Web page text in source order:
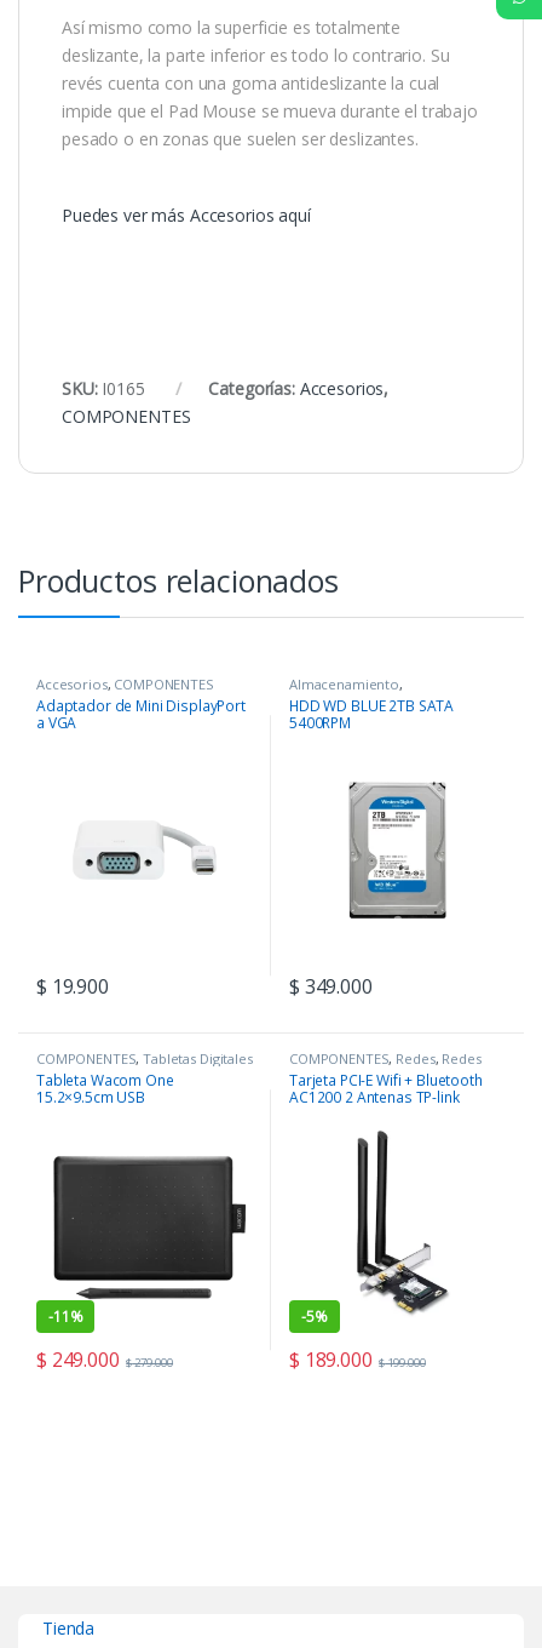
Así mismo como la superficie es totalmente
deslizante, la parte inferior es todo lo contrario. Su
revés cuenta con una goma antideslizante la cual
impide que el Pad Mouse se mueva durante el trabajo
pesado o en zonas que suelen ser deslizantes.
Puedes ver más Accesorios aquí
SKU: I0165 Categorías: Accesorios,
COMPONENTES
Productos relacionados
Accesorios, COMPONENTES
Adaptador de Mini DisplayPort
a VGA
$ 19.900
Almacenamiento,
COMPONENTES
HDD WD BLUE 2TB SATA
5400RPM
$ 349.000
COMPONENTES,Tabletas Digitales
Tableta Wacom One
15.2×9.5cm USB
-11%
$ 249.000 $279.000
COMPONENTES, Redes, Redes
Tarjeta PCI-E Wifi + Bluetooth
AC1200 2 Antenas TP-link
-5%
$ 189.000 $199.000
Tienda